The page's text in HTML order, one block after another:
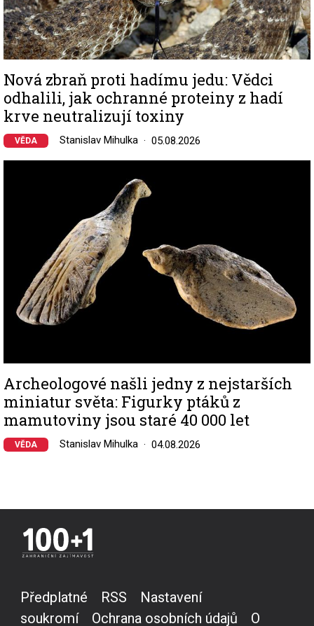
Nová zbraň proti hadímu jedu: Vědci
odhalili, jak ochranné proteiny z hadí
krve neutralizují toxiny
VĚDA Stanislav Mihulka 05.08.2026
Archeologové našli jedny z nejstarších
miniatur světa: Figurky ptáků z
mamutoviny jsou staré 40 000 let
VĚDA Stanislav Mihulka 04.08.2026
Předplatné RSS
Nastavení
soukromí
Ochrana osobních údajů O